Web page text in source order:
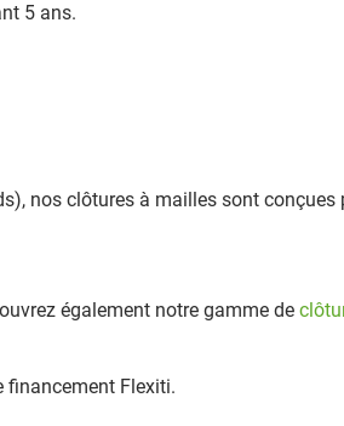
5 ans.
nos clôtures à mailles sont conçues
également notre gamme de
financement Flexiti.